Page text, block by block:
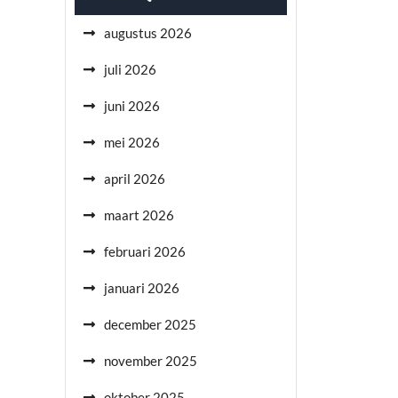
augustus 2026
juli 2026
juni 2026
mei 2026
april 2026
maart 2026
februari 2026
januari 2026
december 2025
november 2025